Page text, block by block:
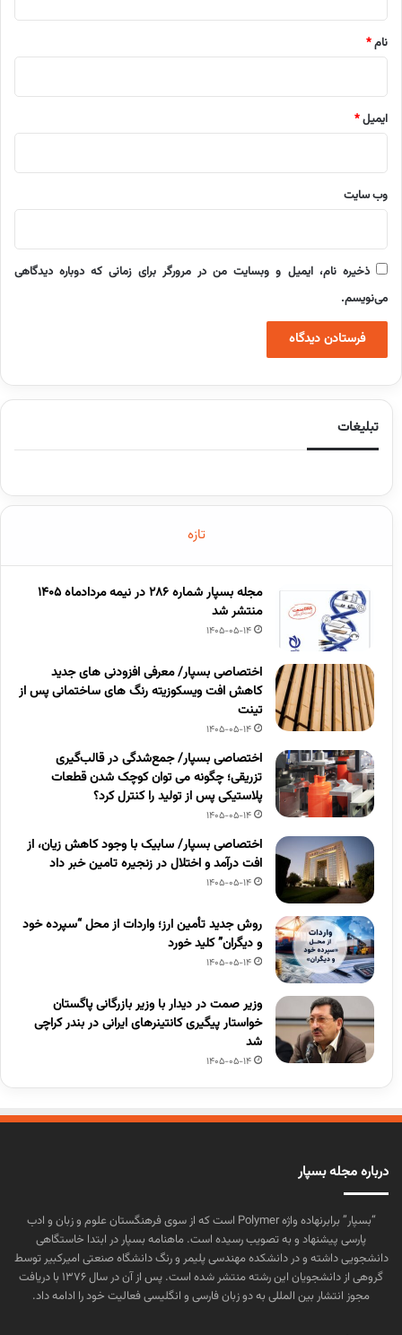
نام*
ایمیل*
وب‌ سایت
ذخیره نام، ایمیل و وبسایت من در مرورگر برای زمانی که دوباره دیدگاهی
می‌نویسم.
تبلیغات
تازه
مجله بسپار شماره 286 در نیمه مردادماه 1405
منتشر شد
1405-05-14
اختصاصی بسپار/ معرفی افزودنی های جدید
کاهش افت ویسکوزیته رنگ های ساختمانی پس از
تینت
1405-05-14
اختصاصی بسپار/ جمع‌شدگی در قالب‌گیری
تزریقی؛ چگونه می توان کوچک شدن قطعات
پلاستیکی پس از تولید را کنترل کرد؟
1405-05-14
اختصاصی بسپار/ سابیک با وجود کاهش زیان، از
افت درآمد و اختلال در زنجیره تامین خبر داد
1405-05-14
روش جدید تأمین ارز؛ واردات از محل “سپرده خود
و دیگران” کلید خورد
1405-05-14
وزیر صمت در دیدار با وزیر بازرگانی پاگستان
خواستار پیگیری کانتینرهای ایرانی در بندر کراچی
شد
1405-05-14
درباره مجله بسپار
“بسپار” برابرنهاده واژه Polymer است که از سوی فرهنگستان علوم و زبان و ادب
پارسی پیشنهاد و به تصویب رسیده است. ماهنامه بسپار در ابتدا خاستگاهی
دانشجویی داشته و در دانشکده مهندسی پلیمر و رنگ دانشگاه صنعتی امیرکبیر توسط
گروهی از دانشجویان این رشته منتشر شده است. پس از آن در سال ۱۳۷۶ با دریافت
مجوز انتشار بین المللی به دو زبان فارسی و انگلیسی فعالیت خود را ادامه داد.